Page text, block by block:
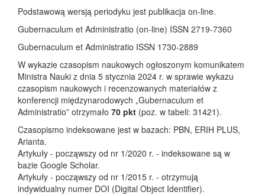
Podstawową wersją periodyku jest publikacja on-line.
Gubernaculum et Administratio (on-line) ISSN 2719-7360
Gubernaculum et Administratio ISSN 1730-2889
W wykazie czasopism naukowych ogłoszonym komunikatem
Ministra Nauki z dnia 5 stycznia 2024 r. w sprawie wykazu
czasopism naukowych i recenzowanych materiałów z
konferencji międzynarodowych „Gubernaculum et
Administratio” otrzymało 70 pkt (poz. w tabeli: 31421).
Czasopismo indeksowane jest w bazach: PBN, ERIH PLUS,
Arianta.
Artykuły - począwszy od nr 1/2020 r. - indeksowane są w
bazie Google Scholar.
Artykuły - począwszy od nr 1/2015 r. - otrzymują
indywidualny numer DOI (Digital Object Identifier).